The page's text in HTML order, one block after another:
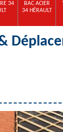
34
BAC ACIER
34 HÉRAULT